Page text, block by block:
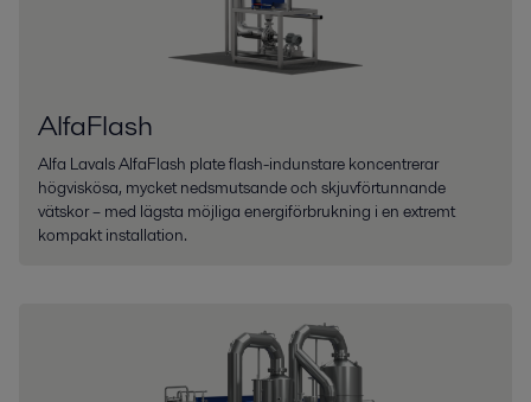
AlfaFlash
Alfa Lavals AlfaFlash plate flash-indunstare koncentrerar
högviskösa, mycket nedsmutsande och skjuvförtunnande
vätskor – med lägsta möjliga energiförbrukning i en extremt
kompakt installation.